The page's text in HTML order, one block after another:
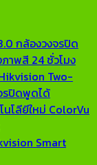
กล้องวงจรปิด
าพสี 24 ชั่วโมง
Two-
รปิดพูดได้
โลียีใหม่ ColorVu
Smart